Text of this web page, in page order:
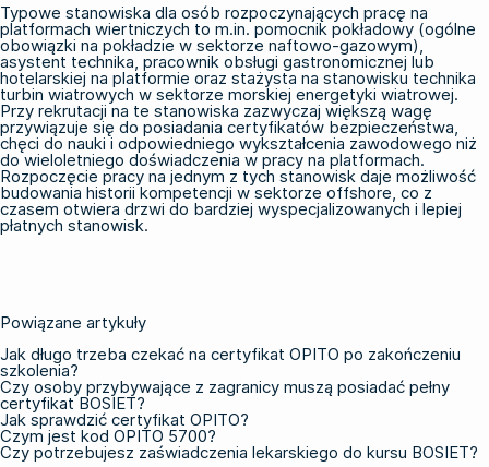
Typowe stanowiska dla osób rozpoczynających pracę na
platformach wiertniczych to m.in. pomocnik pokładowy (ogólne
obowiązki na pokładzie w sektorze naftowo-gazowym),
asystent technika, pracownik obsługi gastronomicznej lub
hotelarskiej na platformie oraz stażysta na stanowisku technika
turbin wiatrowych w sektorze morskiej energetyki wiatrowej.
Przy rekrutacji na te stanowiska zazwyczaj większą wagę
przywiązuje się do posiadania certyfikatów bezpieczeństwa,
chęci do nauki i odpowiedniego wykształcenia zawodowego niż
do wieloletniego doświadczenia w pracy na platformach.
Rozpoczęcie pracy na jednym z tych stanowisk daje możliwość
budowania historii kompetencji w sektorze offshore, co z
czasem otwiera drzwi do bardziej wyspecjalizowanych i lepiej
płatnych stanowisk.
Powiązane artykuły
Jak długo trzeba czekać na certyfikat OPITO po zakończeniu
szkolenia?
Czy osoby przybywające z zagranicy muszą posiadać pełny
certyfikat BOSIET?
Jak sprawdzić certyfikat OPITO?
Czym jest kod OPITO 5700?
Czy potrzebujesz zaświadczenia lekarskiego do kursu BOSIET?